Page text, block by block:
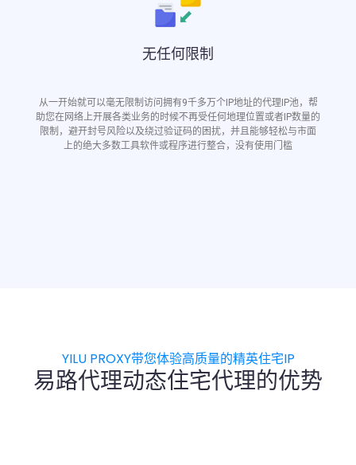
无任何限制
从一开始就可以毫无限制访问拥有9千多万个IP地址的代理IP池，帮
助您在网络上开展各类业务的时候不再受任何地理位置或者IP数量的
限制，避开封号风险以及绕过验证码的困扰，并且能够轻松与市面
上的绝大多数工具软件或程序进行整合，没有使用门槛
YILU PROXY带您体验高质量的精英住宅IP
易路代理动态住宅代理的优势